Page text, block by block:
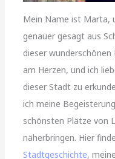
Mein Name ist Marta,
genauer gesagt aus
dieser
am Herzen, und ich
dieser Stadt zu
ich meine
schönsten Plätze von
näherbringen. Hier
Stadtgeschichte,